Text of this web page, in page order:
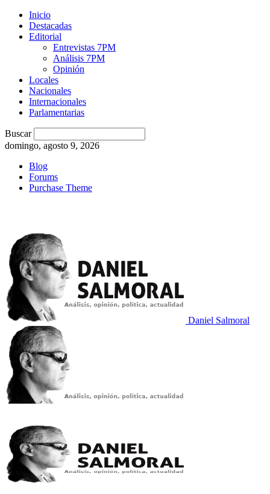
Inicio
Destacadas
Editorial
Entrevistas 7PM
Análisis 7PM
Opinión
Locales
Nacionales
Internacionales
Parlamentarias
Buscar
domingo, agosto 9, 2026
Blog
Forums
Purchase Theme
Daniel Salmoral